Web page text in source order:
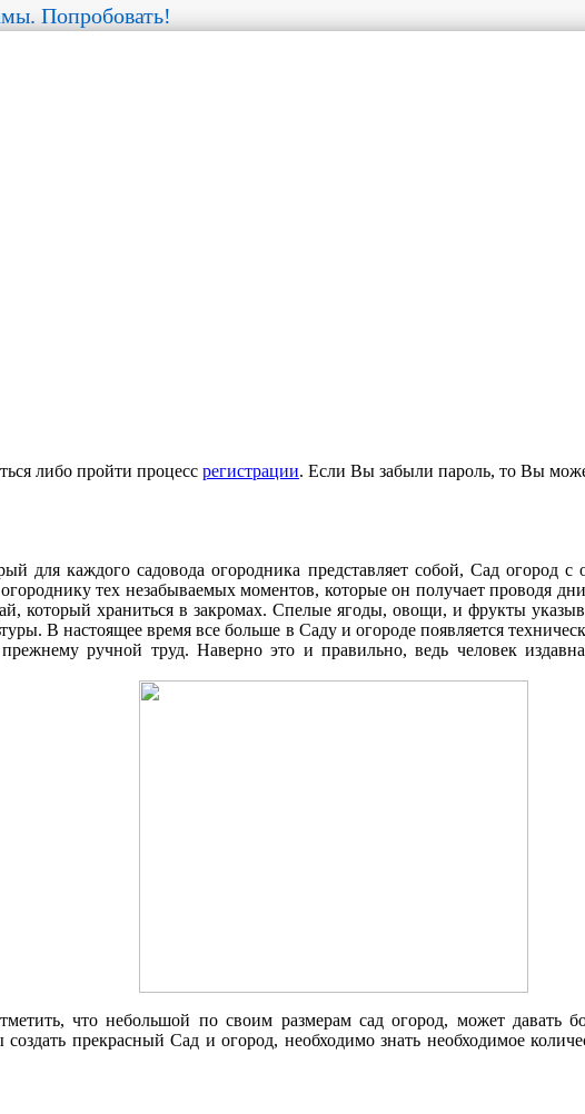
Попробовать!
либо пройти процесс регистрации. Если Вы забыли пароль, то Вы
для каждого садовода огородника представляет собой, Cад
тех незабываемых моментов, которые он получает
который храниться в закромах. Спелые ягоды, овощи, и фрукты
В настоящее время все больше в Cаду и огороде появляется
ручной труд. Наверно это и правильно, ведь человек
что небольшой по своим размерам сад огород, может давать
прекрасный Сад и огород, необходимо знать необходимое